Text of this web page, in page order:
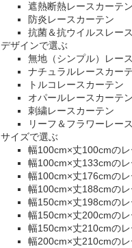
遮熱断熱レースカーテン
防炎レースカーテン
抗菌＆抗ウイルスレー
デザインで選ぶ
無地（シンプル）レー
ナチュラルレースカー
トルコレースカーテン
オパールレースカーテン
刺繍レースカーテン
リーフ＆フラワーレー
サイズで選ぶ
幅100cm×丈100cmの
幅100cm×丈133cmの
幅100cm×丈176cmの
幅100cm×丈188cmの
幅150cm×丈198cmの
幅150cm×丈200cmの
幅150cm×丈210cmの
幅200cm×丈210cmの